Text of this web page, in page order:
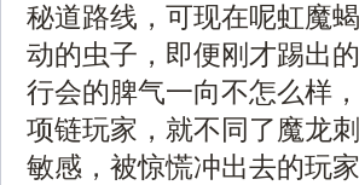
秘道路线，可现在呢虹魔
动的虫子，即便刚才踢出
行会的脾气一向不怎么样
项链玩家，就不同了魔龙
敏感，被惊慌冲出去的玩